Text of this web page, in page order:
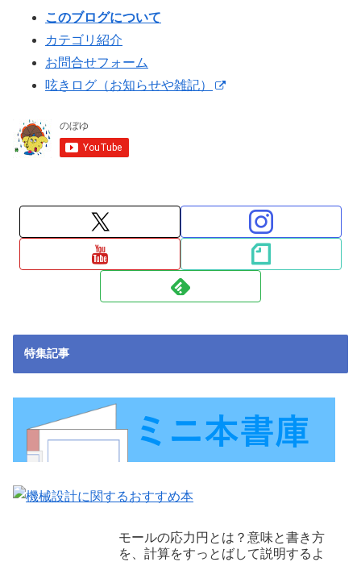
このブログについて
カテゴリ紹介
お問合せフォーム
呟きログ（お知らせや雑記）
特集記事
モールの応力円とは？意味と書き方
を、計算をすっとばして説明するよ